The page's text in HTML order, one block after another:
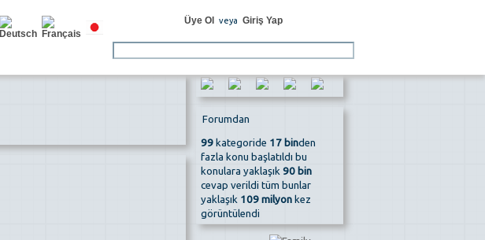
Üye Ol veya Giriş Yap
Forumdan
99kategoride 17 binden
fazla konu başlatıldı bu
konulara yaklaşık 90 bin
cevap verildi tüm bunlar
yaklaşık 109 milyonkez
görüntülendi